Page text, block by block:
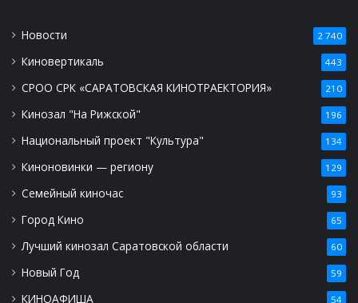
Новости 2 740
Киновертикаль 443
СРОО СРК «САРАТОВСКАЯ КИНОТРАЕКТОРИЯ» 210
Кинозал "На Рижской" 196
Национальный проект "Культура" 134
Киноновинки — региону 129
Семейный киночас 93
Город Кино 65
Лучший кинозал Саратовской области 60
Новый Год 59
КИНОАФИША 54